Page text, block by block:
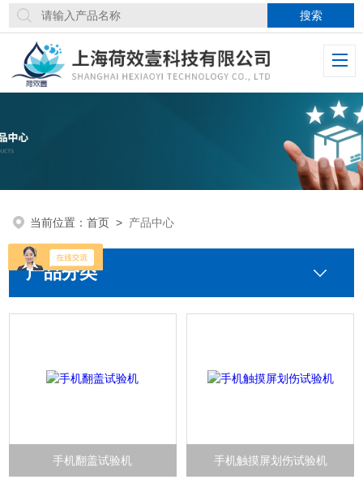
当前位置：首页 > 产品中心
产品分类
手机翻盖试验机 手机触摸屏划伤试验机